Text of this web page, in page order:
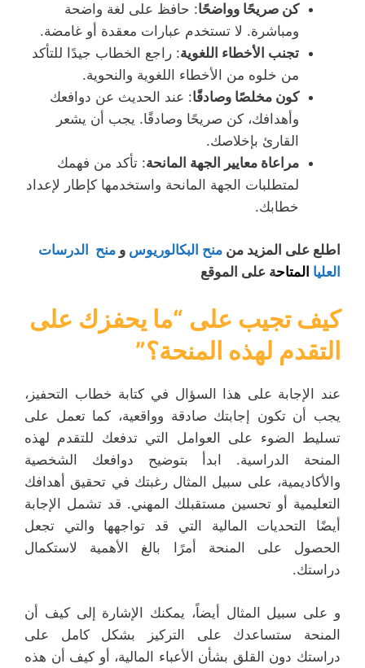
كن صريحًا وواضحًا: حافظ على لغة واضحة
ومباشرة. لا تستخدم عبارات معقدة أو غامضة.
تجنب الأخطاء اللغوية: راجع الخطاب جيدًا للتأكد
من خلوه من الأخطاء اللغوية والنحوية.
كون مخلصًا وصادقًا: عند الحديث عن دوافعك
وأهدافك، كن صريحًا وصادقًا. يجب أن يشعر
القارئ بإخلاصك.
مراعاة معايير الجهة المانحة: تأكد من فهمك
لمتطلبات الجهة المانحة واستخدمها كإطار لإعداد
خطابك.
اطلع على المزيد من منح البكالوريوس و منح الدرسات
العليا المتاحة على الموقع
كيف تجيب على “ما يحفزك على
التقدم لهذه المنحة؟”
عند الإجابة على هذا السؤال في كتابة خطاب التحفيز،
يجب أن تكون إجابتك صادقة وواقعية، كما تعمل على
تسليط الضوء على العوامل التي تدفعك للتقدم لهذه
المنحة الدراسية. ابدأ بتوضيح دوافعك الشخصية
والأكاديمية، على سبيل المثال رغبتك في تحقيق أهدافك
التعليمية أو تحسين مستقبلك المهني. قد تشمل الإجابة
أيضًا التحديات المالية التي قد تواجهها والتي تجعل
الحصول على المنحة أمرًا بالغ الأهمية لاستكمال
دراستك.
و على سبيل المثال أيضاً، يمكنك الإشارة إلى كيف أن
المنحة ستساعدك على التركيز بشكل كامل على
دراستك دون القلق بشأن الأعباء المالية، أو كيف أن هذه